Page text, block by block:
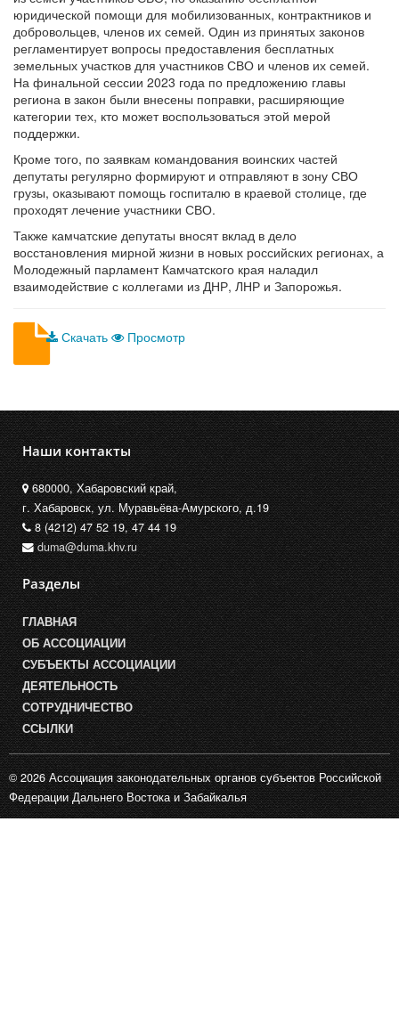
юридической помощи для мобилизованных, контрактников и
добровольцев, членов их семей. Один из принятых законов
регламентирует вопросы предоставления бесплатных
земельных участков для участников СВО и членов их семей.
На финальной сессии 2023 года по предложению главы
региона в закон были внесены поправки, расширяющие
категории тех, кто может воспользоваться этой мерой
поддержки.
Кроме того, по заявкам командования воинских частей
депутаты регулярно формируют и отправляют в зону СВО
грузы, оказывают помощь госпиталю в краевой столице, где
проходят лечение участники СВО.
Также камчатские депутаты вносят вклад в дело
восстановления мирной жизни в новых российских регионах, а
Молодежный парламент Камчатского края наладил
взаимодействие с коллегами из ДНР, ЛНР и Запорожья.
Скачать Просмотр
Наши контакты
680000, Хабаровский край,
г. Хабаровск, ул. Муравьёва-Амурского, д.19
8 (4212) 47 52 19, 47 44 19
duma@duma.khv.ru
Разделы
ГЛАВНАЯ
ОБ АССОЦИАЦИИ
СУБЪЕКТЫ АССОЦИАЦИИ
ДЕЯТЕЛЬНОСТЬ
СОТРУДНИЧЕСТВО
ССЫЛКИ
© 2026 Ассоциация законодательных органов субъектов Российской
Федерации Дальнего Востока и Забайкалья